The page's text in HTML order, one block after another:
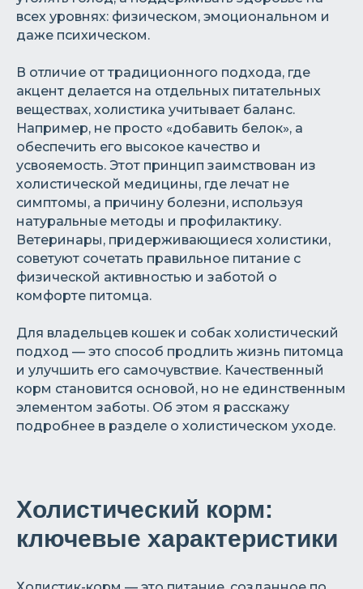
всех уровнях: физическом, эмоциональном и
даже психическом.
В отличие от традиционного подхода, где
акцент делается на отдельных питательных
веществах, холистика учитывает баланс.
Например, не просто «добавить белок», а
обеспечить его высокое качество и
усвояемость. Этот принцип заимствован из
холистической медицины, где лечат не
симптомы, а причину болезни, используя
натуральные методы и профилактику.
Ветеринары, придерживающиеся холистики,
советуют сочетать правильное питание с
физической активностью и заботой о
комфорте питомца.
Для владельцев кошек и собак холистический
подход — это способ продлить жизнь питомца
и улучшить его самочувствие. Качественный
корм становится основой, но не единственным
элементом заботы. Об этом я расскажу
подробнее в разделе о холистическом уходе.
Холистический корм:
ключевые характеристики